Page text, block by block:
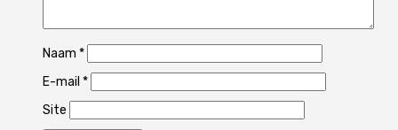
Naam *
E-mail *
Site